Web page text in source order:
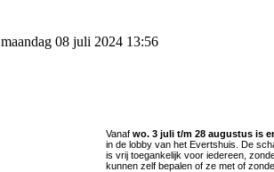
maandag 08 juli 2024 13:56
Vanaf wo. 3 juli t/m 28 augustus is
in de lobby van het Evertshuis. De
is vrij toegankelijk voor iedereen,
kunnen zelf bepalen of ze met of